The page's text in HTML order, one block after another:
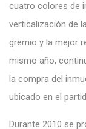
cuatro colores de
verticalización de
gremio y la mejor
mismo año,
la compra del
ubicado en el
Durante 2010 se